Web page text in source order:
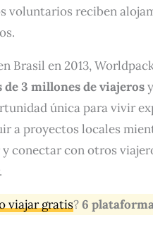
voluntarios reciben
Brasil en 2013,
de 3 millones de viajeros
única para vivir
a proyectos locales
conectar con otros
viajar gratis?6